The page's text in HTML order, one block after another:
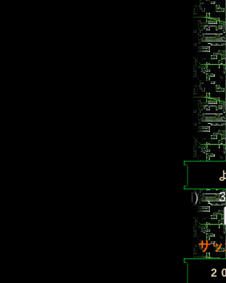
得点／35分･闘莉王（浦）、39
サッ